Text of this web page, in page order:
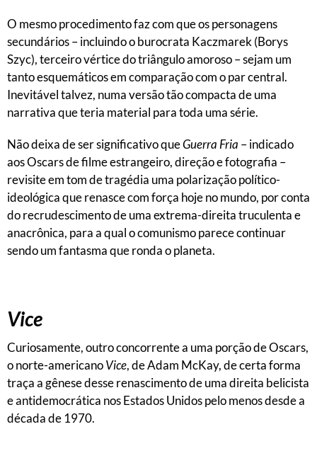
O mesmo procedimento faz com que os personagens
secundários – incluindo o burocrata Kaczmarek (Borys
Szyc), terceiro vértice do triângulo amoroso – sejam um
tanto esquemáticos em comparação com o par central.
Inevitável talvez, numa versão tão compacta de uma
narrativa que teria material para toda uma série.
Não deixa de ser significativo queGuerra Fria – indicado
aos Oscars de filme estrangeiro, direção e fotografia –
revisite em tom de tragédia uma polarização político-
ideológica que renasce com força hoje no mundo, por conta
do recrudescimento de uma extrema-direita truculenta e
anacrônica, para a qual o comunismo parece continuar
sendo um fantasma que ronda o planeta.
Vice
Curiosamente, outro concorrente a uma porção de Oscars,
o norte-americanoVice, de Adam McKay, de certa forma
traça a gênese desse renascimento de uma direita belicista
e antidemocrática nos Estados Unidos pelo menos desde a
década de 1970.